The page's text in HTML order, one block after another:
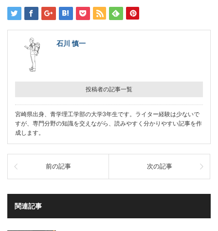
石川 慎一
投稿者の記事一覧
宮崎県出身、青学理工学部の大学3年生です。ライター経験は少ないで
すが、専門分野の知識を交えながら、読みやすく分かりやすい記事を作
成します。
前の記事 次の記事
関連記事